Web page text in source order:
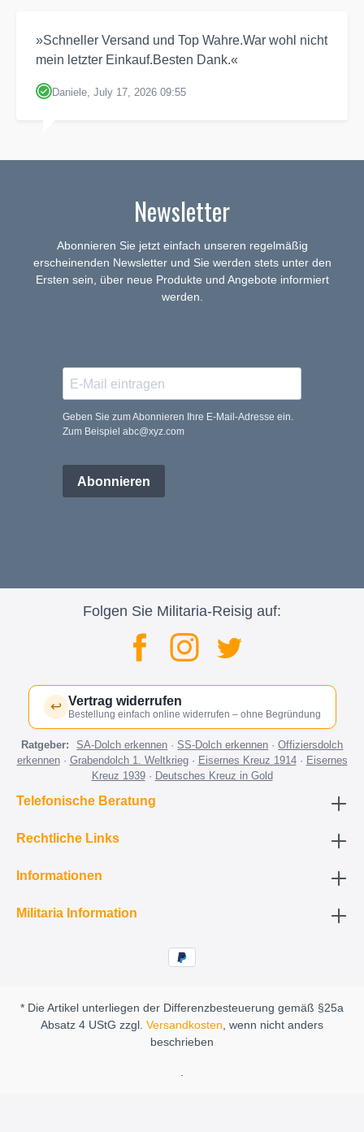
»Schneller Versand und Top Wahre.War wohl nicht
mein letzter Einkauf.Besten Dank.«
Daniele, July 17, 2026 09:55
Newsletter
Abonnieren Sie jetzt einfach unseren regelmäßig
erscheinenden Newsletter und Sie werden stets unter den
Ersten sein, über neue Produkte und Angebote informiert
werden.
Geben Sie zum Abonnieren Ihre E-Mail-Adresse ein.
Zum Beispiel abc@xyz.com
Abonnieren
Folgen Sie Militaria-Reisig auf:
↩ Vertrag widerrufen
Bestellung einfach online widerrufen – ohne Begründung
Ratgeber: SA-Dolch erkennen ·SS-Dolch erkennen ·Offiziersdolch
erkennen· Grabendolch 1. Weltkrieg· Eisernes Kreuz 1914· Eisernes
Kreuz 1939· Deutsches Kreuz in Gold
Telefonische Beratung
Rechtliche Links
Informationen
Militaria Information
* Die Artikel unterliegen der Differenzbesteuerung gemäß §25a
Absatz 4 UStG zzgl. Versandkosten, wenn nicht anders
beschrieben
.